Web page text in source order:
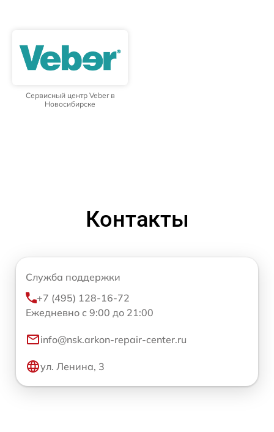
Сервисный центр Veber в
Новосибирске
Контакты
Служба поддержки
+7 (495) 128-16-72
Ежедневно с 9:00 до 21:00
info@nsk.arkon-repair-center.ru
ул. Ленина, 3